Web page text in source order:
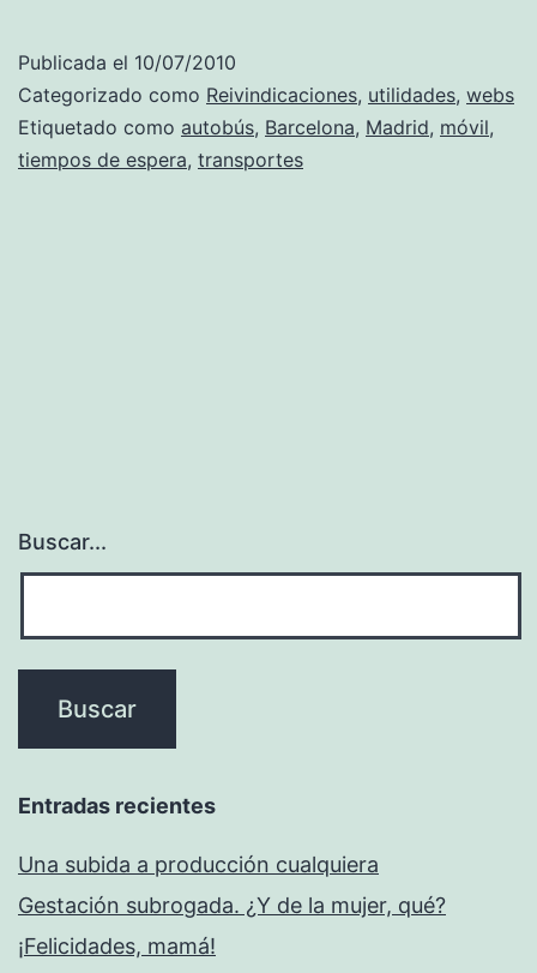
Publicada el 10/07/2010
Categorizado como Reivindicaciones, utilidades, webs
Etiquetado como autobús, Barcelona, Madrid, móvil,
tiempos de espera, transportes
Buscar...
Entradas recientes
Una subida a producción cualquiera
Gestación subrogada. ¿Y de la mujer, qué?
¡Felicidades, mamá!